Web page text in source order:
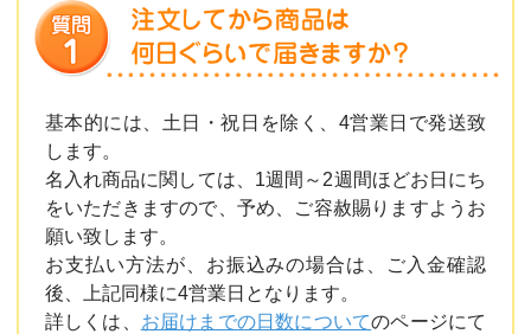
基本的には、土日・祝日を除く、4営業日で発送致
します。
名入れ商品に関しては、1週間～2週間ほどお日にち
をいただきますので、予め、ご容赦賜りますようお
願い致します。
お支払い方法が、お振込みの場合は、ご入金確認
後、上記同様に4営業日となります。
詳しくは、 お届けまでの日数についてのページにて